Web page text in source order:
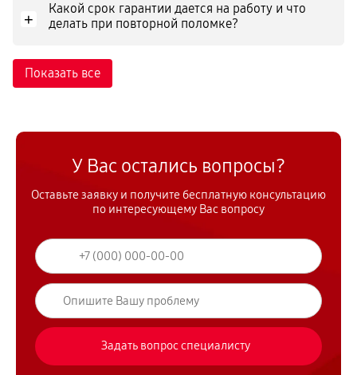
+
Какой срок гарантии дается на работу и что
делать при повторной поломке?
Показать все
У Вас остались вопросы?
Оставьте заявку и получите бесплатную консультацию
по интересующему Вас вопросу